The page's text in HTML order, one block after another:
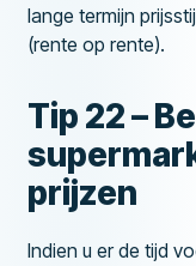
lange termijn
(rente op rente).
Tip 22 –
prijzen
Indien u er de tijd